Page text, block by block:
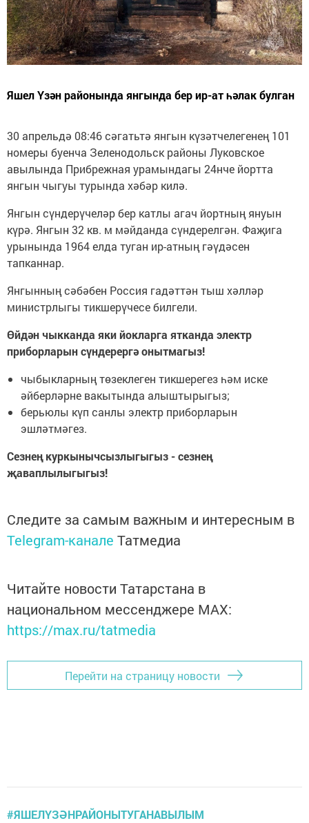
Яшел Үзән районында янгында бер ир-ат һәлак булган
30 апрельдә 08:46 сәгатьтә янгын күзәтчелегенең 101
номеры буенча Зеленодольск районы Луковское
авылында Прибрежная урамындагы 24нче йортта
янгын чыгуы турында хәбәр килә.
Янгын сүндерүчеләр бер катлы агач йортның януын
күрә. Янгын 32 кв. м мәйданда сүндерелгән. Фаҗига
урынында 1964 елда туган ир-атның гәүдәсен
тапканнар.
Янгынның сәбәбен Россия гадәттән тыш хәлләр
министрлыгы тикшерүчесе билгели.
Өйдән чыкканда яки йокларга ятканда электр
приборларын сүндерергә онытмагыз!
чыбыкларның төзеклеген тикшерегез һәм иске
әйберләрне вакытында алыштырыгыз;
берьюлы күп санлы электр приборларын
эшләтмәгез.
Сезнең куркынычсызлыгыгыз - сезнең
җаваплылыгыгыз!
Следите за самым важным и интересным в
Telegram-канале Татмедиа
Читайте новости Татарстана в
национальном мессенджере MАХ:
https://max.ru/tatmedia
Перейти на страницу новости
#ЯШЕЛҮЗӘНРАЙОНЫТУГАНАВЫЛЫМ